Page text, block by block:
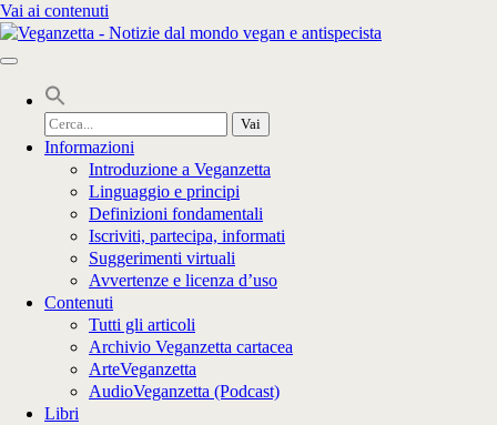
Vai ai contenuti
Cerca
per:
Informazioni
Introduzione a Veganzetta
Linguaggio e principi
Definizioni fondamentali
Iscriviti, partecipa, informati
Suggerimenti virtuali
Avvertenze e licenza d’uso
Contenuti
Tutti gli articoli
Archivio Veganzetta cartacea
ArteVeganzetta
AudioVeganzetta (Podcast)
Libri